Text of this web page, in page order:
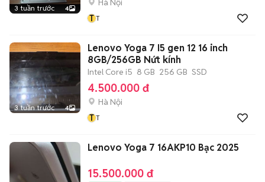
3 tuần trước 4
Hà Nội
T T
3 tuần trước 4
Lenovo Yoga 7 I5 gen 12 16 inch
8GB/256GB Nứt kính
Intel Core i5 8 GB 256 GB SSD
4.500.000 đ
Hà Nội
T T
Lenovo Yoga 7 16AKP10 Bạc 2025
15.500.000 đ